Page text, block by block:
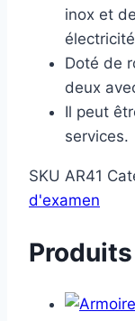
inox et
Doté de
deux
Il peut
services.
SKU AR41
d'examen